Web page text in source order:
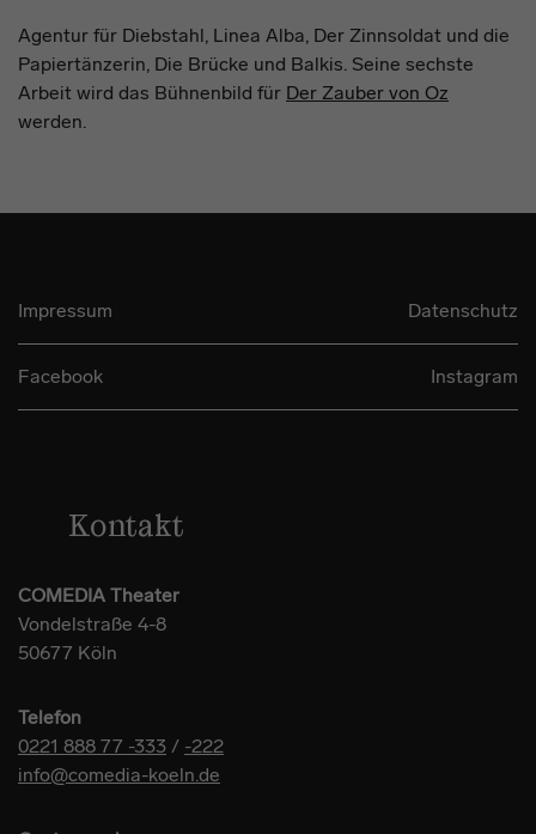
Agentur für Diebstahl, Linea Alba, Der Zinnsoldat und die
Papiertänzerin, Die Brücke und Balkis. Seine sechste
Arbeit wird das Bühnenbild für Der Zauber von Oz
werden.
Impressum Datenschutz
Facebook Instagram
Kontakt
COMEDIA Theater
Vondelstraße 4-8
50677 Köln
Telefon
0221 888 77 -333 / -222
info@comedia-koeln.de